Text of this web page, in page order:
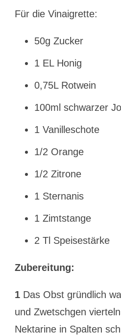
Für die Vinaigrette:
50g Zucker
1 EL Honig
0,75L Rotwein
100ml schwarzer
1 Vanilleschote
1/2 Orange
1/2 Zitrone
1 Sternanis
1 Zimtstange
2 Tl Speisestärke
Zubereitung:
1Das Obst gründlich
und Zwetschgen
Nektarine in Spalten